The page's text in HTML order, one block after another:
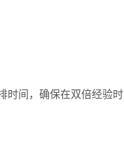
间，确保在双倍经验时